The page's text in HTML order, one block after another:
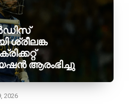
ശ്രീലങ്ക
ആരംഭിച്ചു
2026